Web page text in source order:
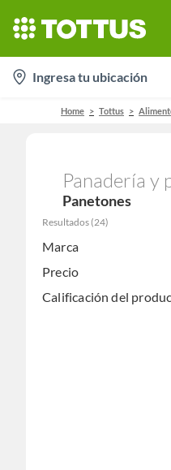
location-
icon
Ingresa tu ubicación
Home Tottus
Panadería y
Panetones
Resultados (24)
Marca
Precio
Calificación del